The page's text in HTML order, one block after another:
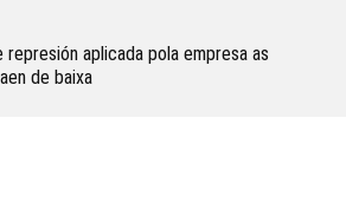
represión aplicada pola empresa as
de baixa